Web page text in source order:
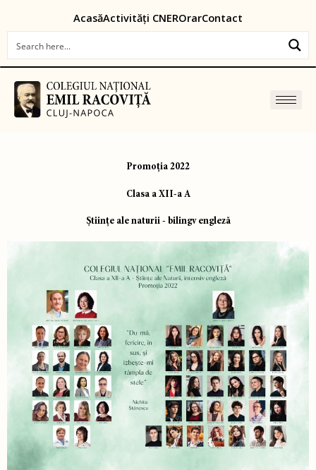
content
AcasăActivități CNEROrarContact
Promoția 2022
Clasa a XII-a A
Ştiinţe ale naturii - bilingv engleză